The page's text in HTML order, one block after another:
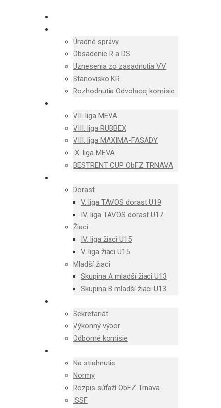
Úradné správy
Obsadenie R a DS
Uznesenia zo zasadnutia VV
Stanovisko KR
Rozhodnutia Odvolacej komisie
VII. liga MEVA
VIII. liga RUBBEX
VIII. liga MAXIMA-FASÁDY
IX. liga MEVA
BESTRENT CUP ObFZ TRNAVA
Dorast
V. liga TAVOS dorast U19
IV. liga TAVOS dorast U17
Žiaci
IV. liga žiaci U15
V. liga žiaci U15
Mladší žiaci
Skupina A mladší žiaci U13
Skupina B mladší žiaci U13
Sekretariát
Výkonný výbor
Odborné komisie
Na stiahnutie
Normy
Rozpis súťaží ObFZ Trnava
ISSF